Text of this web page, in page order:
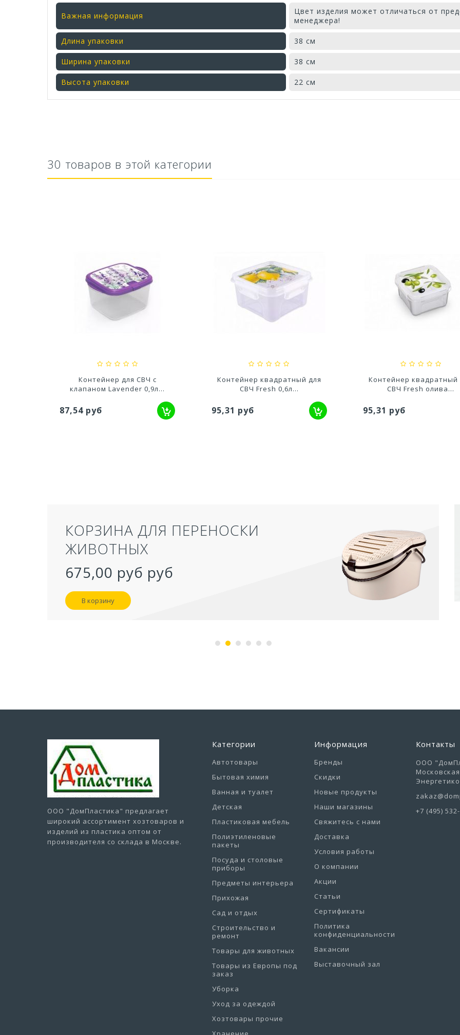
Важная информация
Цвет изделия может отличаться от
менеджера!
Длина упаковки 38 см
Ширина упаковки 38 см
Высота упаковки 22 см
Ускоритель компоста 60гр
Средство для септического
резервуара и для...
Средство для выгребных
800мл
30 товаров в этой категории
Контейнер квадратный для
СВЧ Fresh 0,6л...
95,31 руб
Контейнер квадратный для
СВЧ Fresh олива...
95,31 руб
Контейнер для СВЧ
Каскад квадро...
46,54 руб
ТУАЛЕТ ДЛЯ КОШЕК ЗАКРЫТЫЙ
СЕРЫЙ 50,5Х39Х41 СМ
957,40 руб
В корзину
ООО "ДомПластика" предлагает
широкий ассортимент хозтоваров и
изделий из пластика оптом от
производителя со склада в Москве.
Категории
Автотовары
Бытовая химия
Ванная и туалет
Детская
Пластиковая мебель
Полиэтиленовые
пакеты
Посуда и столовые
приборы
Предметы интерьера
Прихожая
Сад и отдых
Строительство и
ремонт
Товары для животных
Товары из Европы под
заказ
Уборка
Уход за одеждой
Хозтовары прочие
Информация
Бренды
Скидки
Новые продукты
Наши магазины
Свяжитесь с нами
Доставка
Условия работы
О компании
Акции
Статьи
Сертификаты
Политика
конфиденциальности
Вакансии
Выставочный зал
Контакты
ООО
+7 (495)